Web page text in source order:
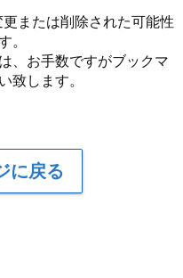
または削除された可能性
。
、お手数ですがブックマ
致します。
に戻る